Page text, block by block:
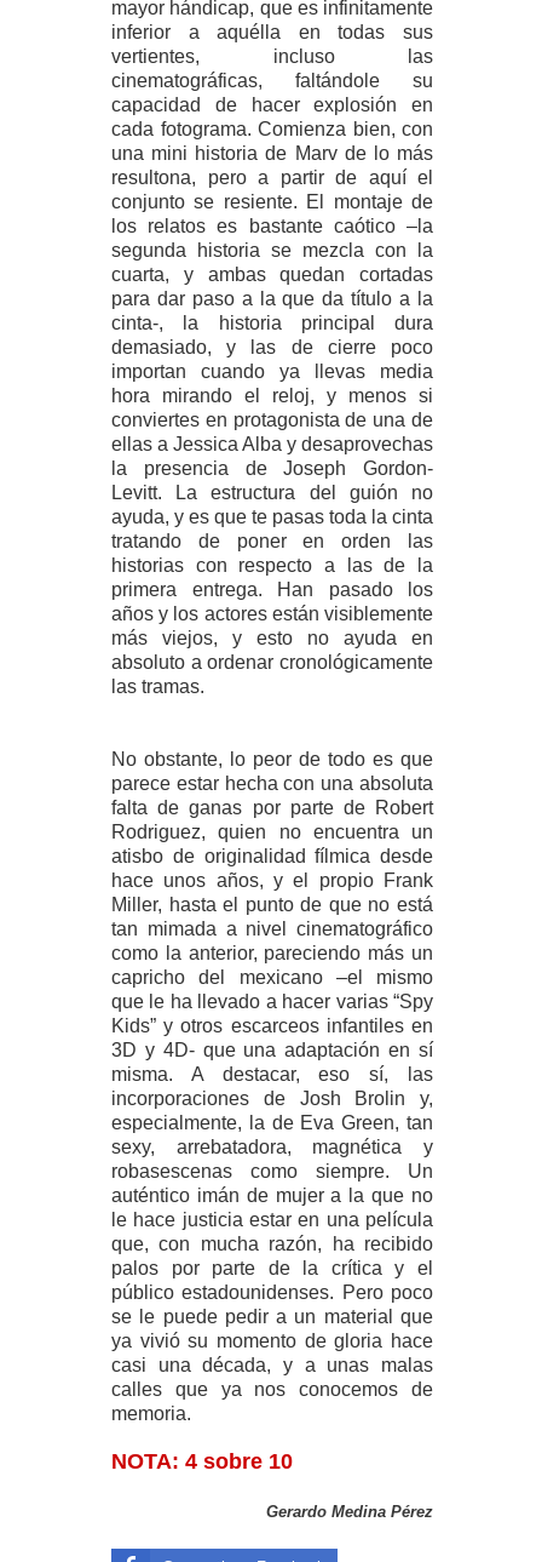
mayor hándicap, que es infinitamente
inferior a aquélla en todas sus
vertientes, incluso las
cinematográficas, faltándole su
capacidad de hacer explosión en
cada fotograma. Comienza bien, con
una mini historia de Marv de lo más
resultona, pero a partir de aquí el
conjunto se resiente. El montaje de
los relatos es bastante caótico –la
segunda historia se mezcla con la
cuarta, y ambas quedan cortadas
para dar paso a la que da título a la
cinta-, la historia principal dura
demasiado, y las de cierre poco
importan cuando ya llevas media
hora mirando el reloj, y menos si
conviertes en protagonista de una de
ellas a Jessica Alba y desaprovechas
la presencia de Joseph Gordon-
Levitt. La estructura del guión no
ayuda, y es que te pasas toda la cinta
tratando de poner en orden las
historias con respecto a las de la
primera entrega. Han pasado los
años y los actores están visiblemente
más viejos, y esto no ayuda en
absoluto a ordenar cronológicamente
las tramas.
No obstante, lo peor de todo es que
parece estar hecha con una absoluta
falta de ganas por parte de Robert
Rodriguez, quien no encuentra un
atisbo de originalidad fílmica desde
hace unos años, y el propio Frank
Miller, hasta el punto de que no está
tan mimada a nivel cinematográfico
como la anterior, pareciendo más un
capricho del mexicano –el mismo
que le ha llevado a hacer varias “Spy
Kids” y otros escarceos infantiles en
3D y 4D- que una adaptación en sí
misma. A destacar, eso sí, las
incorporaciones de Josh Brolin y,
especialmente, la de Eva Green, tan
sexy, arrebatadora, magnética y
robasescenas como siempre. Un
auténtico imán de mujer a la que no
le hace justicia estar en una película
que, con mucha razón, ha recibido
palos por parte de la crítica y el
público estadounidenses. Pero poco
se le puede pedir a un material que
ya vivió su momento de gloria hace
casi una década, y a unas malas
calles que ya nos conocemos de
memoria.
NOTA: 4 sobre 10
Gerardo Medina Pérez